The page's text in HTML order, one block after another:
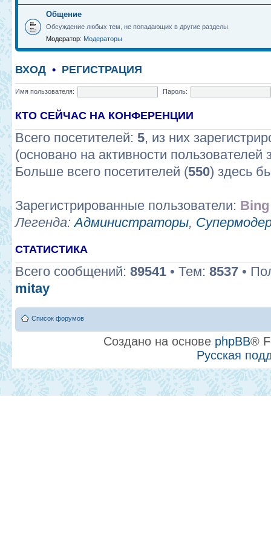
Общение
Обсуждение любых тем, не попадающих в другие разделы.
Модератор: Модераторы
ВХОД • РЕГИСТРАЦИЯ
Имя пользователя: Пароль:
КТО СЕЙЧАС НА КОНФЕРЕНЦИИ
Всего посетителей: 5, из них
(основано на активности пользователей
Больше всего посетителей (550) здесь
Зарегистрированные пользователи:
Легенда:Администраторы,
СТАТИСТИКА
Всего сообщений: 89541 • Тем: 8537 •
mitay
Список форумов
Создано на основе phpBB®
Русская